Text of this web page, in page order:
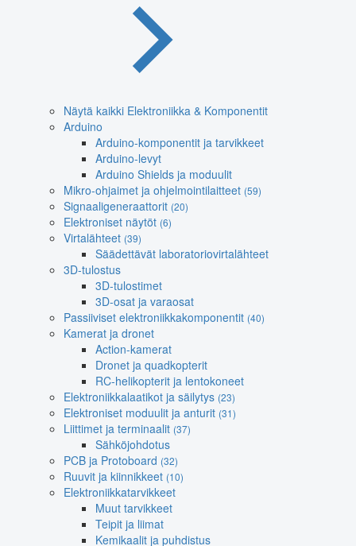
Näytä kaikki Elektroniikka & Komponentit
Arduino
Arduino-komponentit ja tarvikkeet
Arduino-levyt
Arduino Shields ja moduulit
Mikro-ohjaimet ja ohjelmointilaitteet (59)
Signaaligeneraattorit (20)
Elektroniset näytöt (6)
Virtalähteet (39)
Säädettävät laboratoriovirtalähteet
3D-tulostus
3D-tulostimet
3D-osat ja varaosat
Passiiviset elektroniikkakomponentit (40)
Kamerat ja dronet
Action-kamerat
Dronet ja quadkopterit
RC-helikopterit ja lentokoneet
Elektroniikkalaatikot ja säilytys (23)
Elektroniset moduulit ja anturit (31)
Liittimet ja terminaalit (37)
Sähköjohdotus
PCB ja Protoboard (32)
Ruuvit ja kiinnikkeet (10)
Elektroniikkatarvikkeet
Muut tarvikkeet
Teipit ja liimat
Kemikaalit ja puhdistus